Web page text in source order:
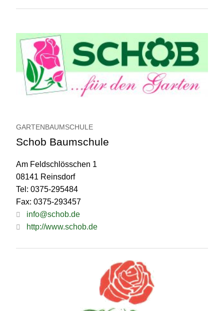
GARTENBAUMSCHULE
Schob Baumschule
Am Feldschlösschen 1
08141 Reinsdorf
Tel: 0375-295484
Fax: 0375-293457
info@schob.de
http://www.schob.de